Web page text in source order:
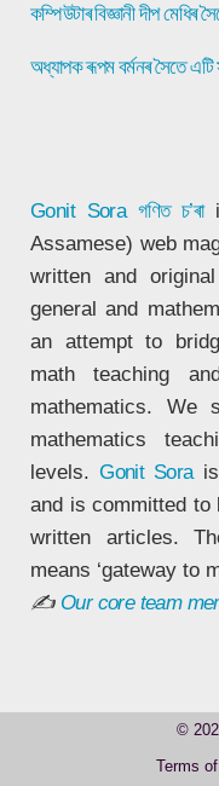
কম্পিউটাৰ বিজ্ঞানী দীপ মেধিৰ
অধ্যাপক ৰূপম বৰ্মনৰ সৈতে এটি
Gonit Sora গণিত চ’ৰা
Assamese) web
written and
general and
an attempt to
math teaching
mathematics. We
mathematics
levels.Gonit Sorais
and is committed to
written articles.
means ‘gateway to
✍ Our core team
©
Terms